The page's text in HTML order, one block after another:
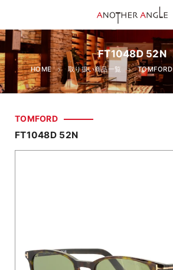
FT1048D 52N
HOME 取り扱い商品一覧 TOMFORD
TOMFORD
FT1048D 52N